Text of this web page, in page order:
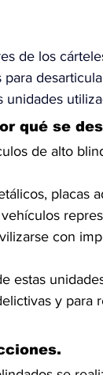
de los
qué se
de alto
placas
con
estas
y para